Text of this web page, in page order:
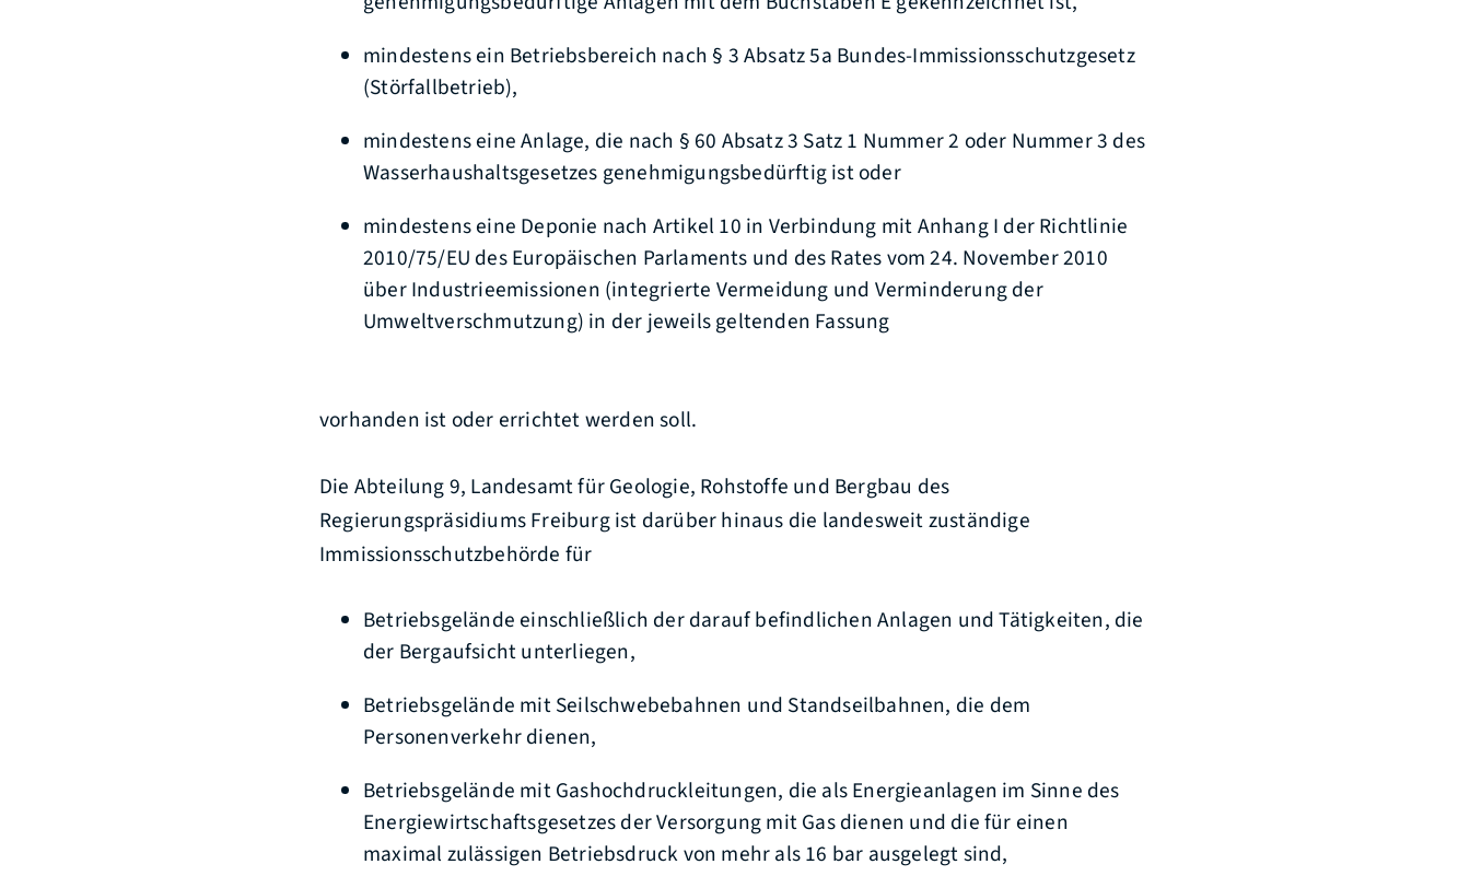
mindestens ein Betriebsbereich nach § 3 Absatz 5a Bundes-Immissionsschutzgesetz
(Störfallbetrieb),
mindestens eine Anlage, die nach § 60 Absatz 3 Satz 1 Nummer 2 oder Nummer 3 des
Wasserhaushaltsgesetzes genehmigungsbedürftig ist oder
mindestens eine Deponie nach Artikel 10 in Verbindung mit Anhang I der Richtlinie
2010/75/EU des Europäischen Parlaments und des Rates vom 24. November 2010
über Industrieemissionen (integrierte Vermeidung und Verminderung der
Umweltverschmutzung) in der jeweils geltenden Fassung
vorhanden ist oder errichtet werden soll.
Die Abteilung 9, Landesamt für Geologie, Rohstoffe und Bergbau des
Regierungspräsidiums Freiburg ist darüber hinaus die landesweit zuständige
Immissionsschutzbehörde für
Betriebsgelände einschließlich der darauf befindlichen Anlagen und Tätigkeiten, die
der Bergaufsicht unterliegen,
Betriebsgelände mit Seilschwebebahnen und Standseilbahnen, die dem
Personenverkehr dienen,
Betriebsgelände mit Gashochdruckleitungen, die als Energieanlagen im Sinne des
Energiewirtschaftsgesetzes der Versorgung mit Gas dienen und die für einen
maximal zulässigen Betriebsdruck von mehr als 16 bar ausgelegt sind,